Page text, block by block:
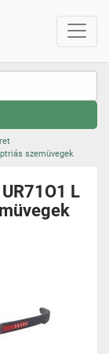
szemüvegek
L